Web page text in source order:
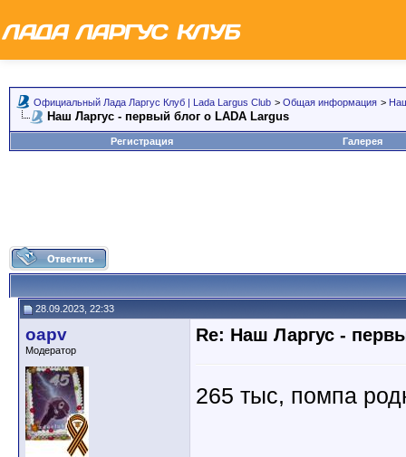
Официальный Лада Ларгус Клуб | Lada Largus Club > Общая информация >
Наш Ларгус - первый блог о LADA Largus
Регистрация Галерея
28.09.2023, 22:33
oapv
Модератор
Re: Наш Ларгус -
265 тыс, помпа